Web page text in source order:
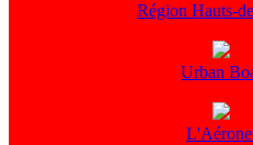
Région Hauts-
Urban